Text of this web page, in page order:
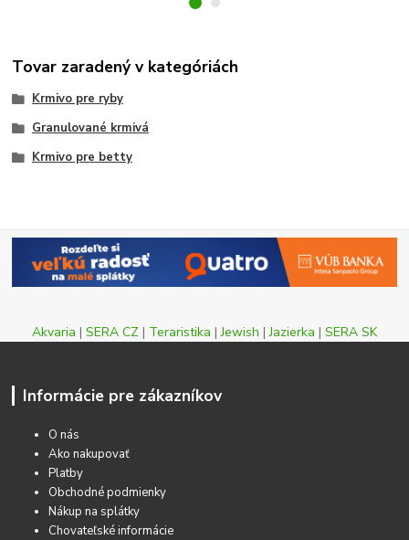
Tovar zaradený v kategóriách
Krmivo pre ryby
Granulované krmivá
Krmivo pre betty
Akvaria | SERA CZ | Teraristika |Jewish |Jazierka | SERA SK
Informácie pre zákazníkov
O nás
Ako nakupovať
Platby
Obchodné podmienky
Nákup na splátky
Chovateľské informácie